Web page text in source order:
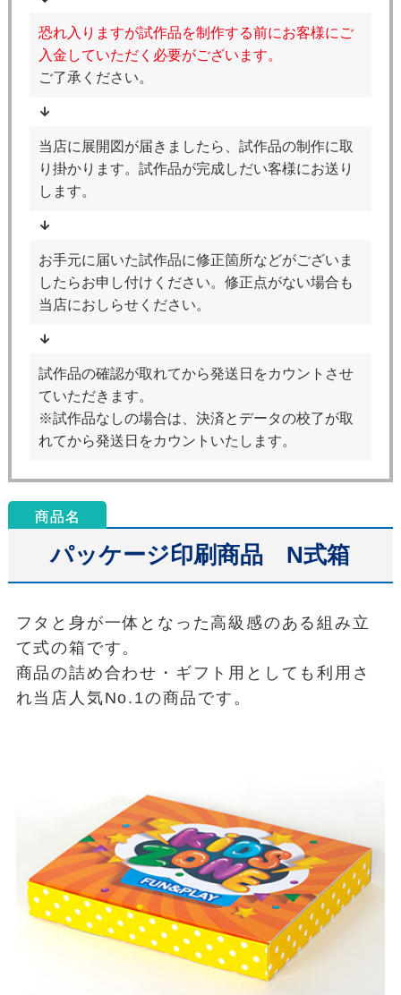
恐れ入りますが試作品を制作する前にお客様にご
入金していただく必要がございます。
ご了承ください。
当店に展開図が届きましたら、試作品の制作に取
り掛かります。試作品が完成しだい客様にお送り
します。
お手元に届いた試作品に修正箇所などがございま
したらお申し付けください。修正点がない場合も
当店におしらせください。
試作品の確認が取れてから発送日をカウントさせ
ていただきます。
※試作品なしの場合は、決済とデータの校了が取
れてから発送日をカウントいたします。
パッケージ印刷商品 N式箱
フタと身が一体となった高級感のある組み立
て式の箱です。
商品の詰め合わせ・ギフト用としても利用さ
れ当店人気No.1の商品です。